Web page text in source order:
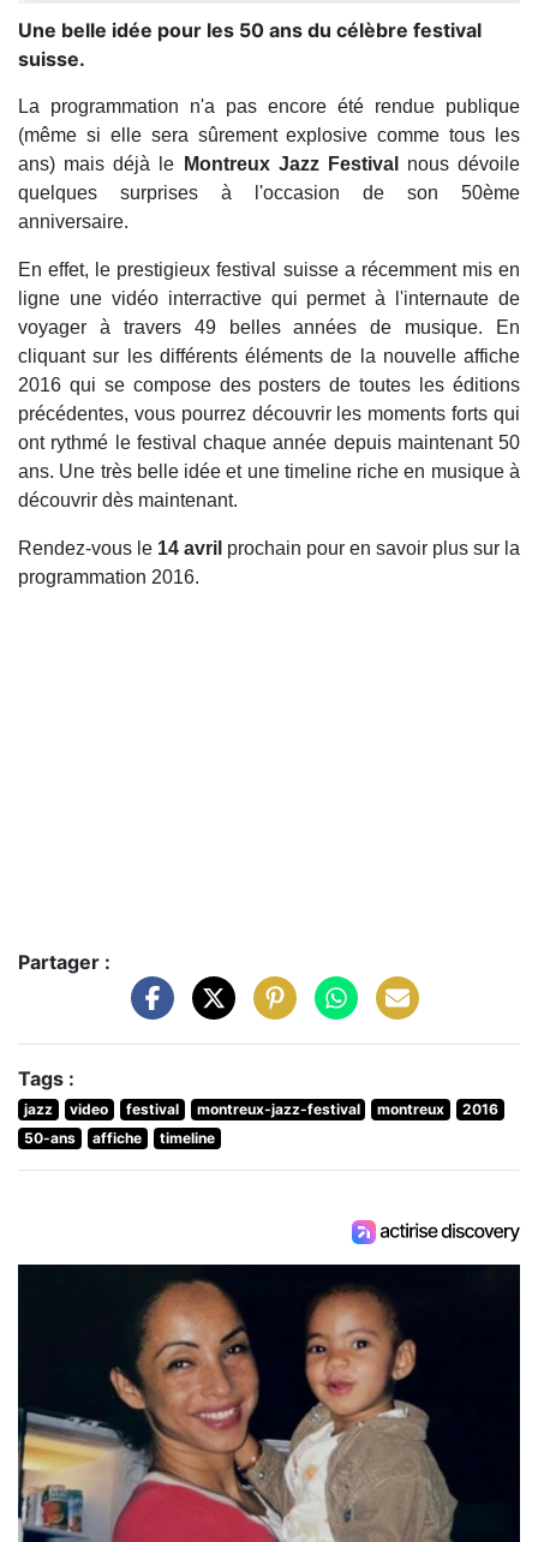
Une belle idée pour les 50 ans du célèbre festival
suisse.
La programmation n'a pas encore été rendue publique
(même si elle sera sûrement explosive comme tous les
ans) mais déjà le
Montreux Jazz Festival
nous dévoile
quelques surprises à l'occasion de son 50ème
anniversaire.
En effet, le prestigieux festival suisse a récemment mis en
ligne une vidéo interractive qui permet à l'internaute de
voyager à travers 49 belles années de musique. En
cliquant sur les différents éléments de la nouvelle affiche
2016 qui se compose des posters de toutes les éditions
précédentes, vous pourrez découvrir les moments forts qui
ont rythmé le festival chaque année depuis maintenant 50
ans. Une très belle idée et une timeline riche en musique à
découvrir dès maintenant.
Rendez-vous le 14 avril prochain pour en savoir plus sur la
programmation 2016.
Partager :
Tags :
jazz video festival montreux-jazz-festival montreux
2016
50-ans
affiche timeline